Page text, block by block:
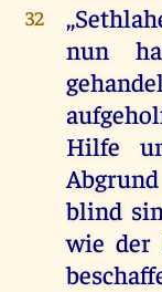
32
nun
Hilfe
blind
wie der